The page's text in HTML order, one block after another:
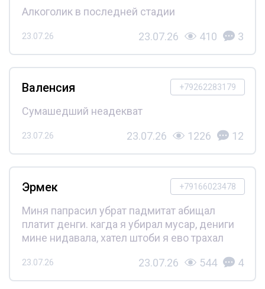
Алкоголик в последней стадии
23.07.26 23.07.26 410 3
+79262283179
Валенсия
Сумашедший неадекват
23.07.26 23.07.26 1226 12
+79166023478
Эрмек
Миня папрасил убрат падмитат абищал
платит денги. кагда я убирал мусар, дениги
мине нидавала, хател штоби я ево трахал
23.07.26 23.07.26 544 4